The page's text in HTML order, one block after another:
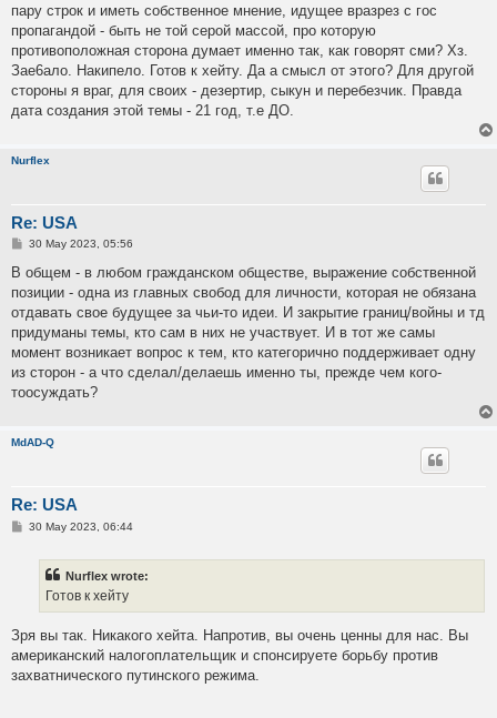
пару строк и иметь собственное мнение, идущее вразрез с гос
пропагандой - быть не той серой массой, про которую
противоположная сторона думает именно так, как говорят сми? Хз.
Зае6ало. Накипело. Готов к хейту. Да а смысл от этого? Для другой
стороны я враг, для своих - дезертир, сыкун и перебезчик. Правда
дата создания этой темы - 21 год, т.е ДО.
Nurflex
Re: USA
P
s
30 May 2023, 05:56
В общем - в любом гражданском обществе, выражение собственной
позиции - одна из главных свобод для личности, которая не обязана
отдавать свое будущее за чьи-то идеи. И закрытие границ/войны и тд
придуманы темы, кто сам в них не участвует. И в тот же самы
момент возникает вопрос к тем, кто категорично поддерживает одну
из сторон - а что сделал/делаешь именно ты, прежде чем кого-
тоосуждать?
MdAD-Q
Re: USA
P30 May 2023, 06:44
Nurflex wrote:
Готов к хейту
Зря вы так. Никакого хейта. Напротив, вы очень ценны для нас. Вы
американский налогоплательщик и спонсируете борьбу против
захватнического путинского режима.